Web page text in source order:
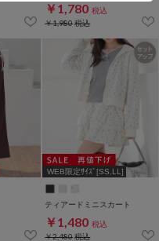
￥1,780 税込
￥1,980税込
WEB限定ｻｲｽﾞ[SS,LL]
ティアードミニスカート
￥1,480 税込
￥2,480税込